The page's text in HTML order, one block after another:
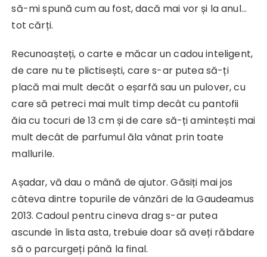
să-mi spună cum au fost, dacă mai vor și la anul…
tot cărți.
Recunoașteți, o carte e măcar un cadou inteligent,
de care nu te plictisești, care s-ar putea să-ți
placă mai mult decăt o eșarfă sau un pulover, cu
care să petreci mai mult timp decât cu pantofii
ăia cu tocuri de 13 cm și de care să-ți amintești mai
mult decât de parfumul ăla vânat prin toate
mallurile.
Așadar, vă dau o mână de ajutor. Găsiți mai jos
câteva dintre topurile de vânzări de la Gaudeamus
2013. Cadoul pentru cineva drag s-ar putea
ascunde în lista asta, trebuie doar să aveți răbdare
să o parcurgeți până la final.